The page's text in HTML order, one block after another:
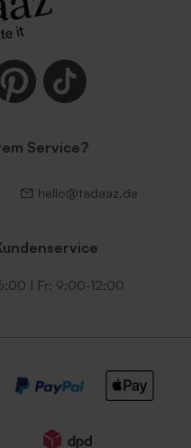
mit
Service?
hello@tadaaz.de
| Fr: 9:00-12:00